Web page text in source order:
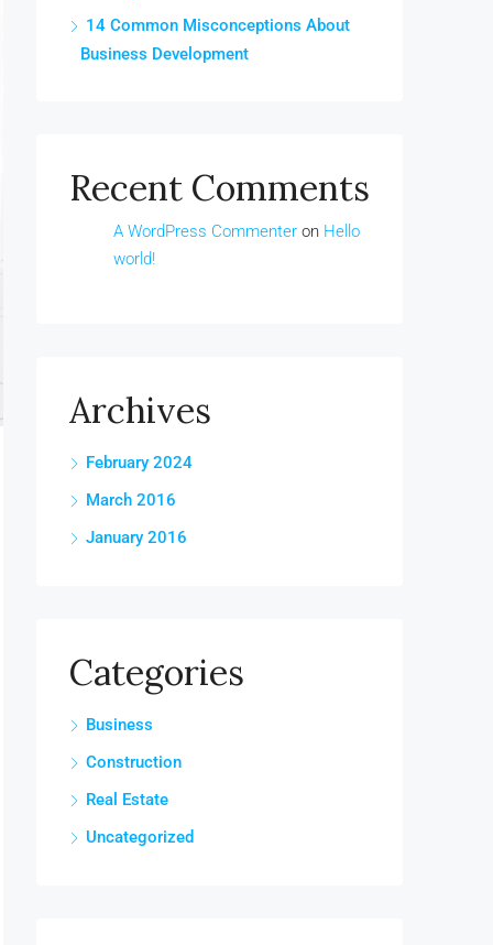
14 Common Misconceptions About
Business Development
Recent Comments
A WordPress Commenter on Hello
world!
Archives
February 2024
March 2016
January 2016
Categories
Business
Construction
Real Estate
Uncategorized